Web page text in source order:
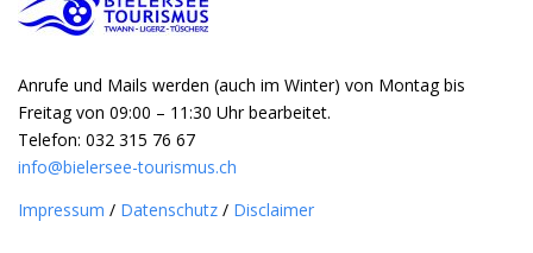
Anrufe und Mails werden (auch im Winter) von Montag bis
Freitag von 09:00 – 11:30 Uhr bearbeitet.
Telefon: 032 315 76 67
info@bielersee-tourismus.ch
Impressum / Datenschutz / Disclaimer